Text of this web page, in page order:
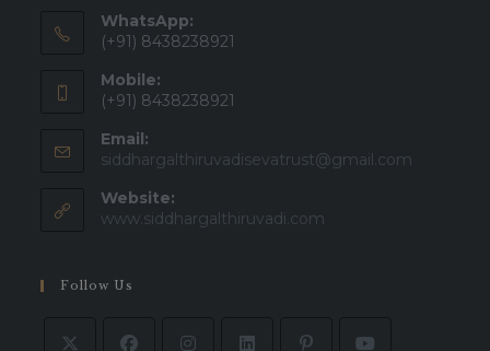
WhatsApp:
(+91) 8438238921
Mobile:
(+91) 8438238921
Email:
siddhargalthiruvadisevatrust@gmail.com
Website:
www.siddhargalthiruvadi.com
Follow Us